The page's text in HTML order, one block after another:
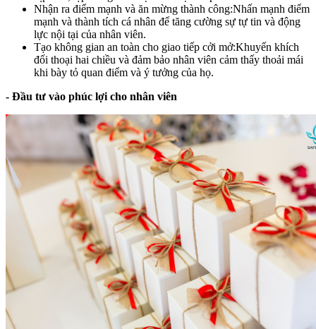
Nhận ra điểm mạnh và ăn mừng thành công:Nhấn mạnh điểm
mạnh và thành tích cá nhân để tăng cường sự tự tin và động
lực nội tại của nhân viên.
Tạo không gian an toàn cho giao tiếp cởi mở:Khuyến khích
đối thoại hai chiều và đảm bảo nhân viên cảm thấy thoải mái
khi bày tỏ quan điểm và ý tưởng của họ.
- Đầu tư vào phúc lợi cho nhân viên